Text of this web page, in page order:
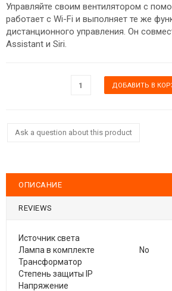
Управляйте своим вентилятором с
работает с Wi-Fi и выполняет те же
дистанционного управления. Он
Assistant и Siri.
Ask a question about this product
ОПИСАНИЕ
REVIEWS
Источник света
Лампа в комплекте
No
Трансформатор
Степень защиты IP
Напряжение